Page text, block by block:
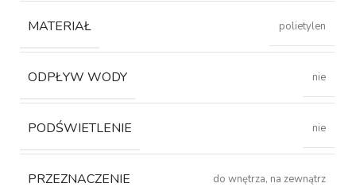
MATERIAŁ polietylen
ODPŁYW WODY nie
PODŚWIETLENIE nie
PRZEZNACZENIE do wnętrza, na zewnątrz